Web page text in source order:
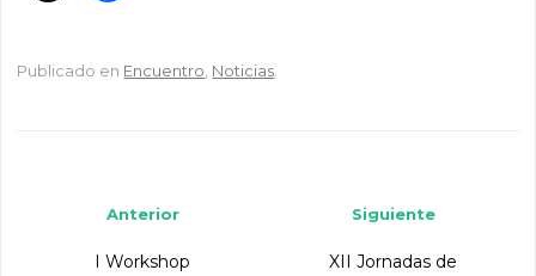
Publicado en Encuentro Noticias
Siguiente
XII Jornadas de
Anterior
I Workshop